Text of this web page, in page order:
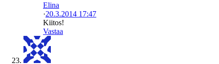
Elina
·20.3.2014 17:47
Kiitos!
Vastaa